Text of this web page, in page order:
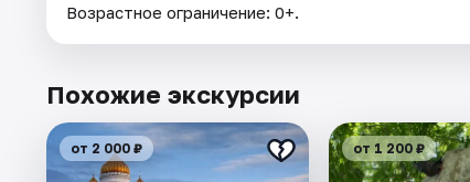
Возрастное ограничение: 0+.
Похожие экскурсии
от 2 000 ₽ от 1 200 ₽